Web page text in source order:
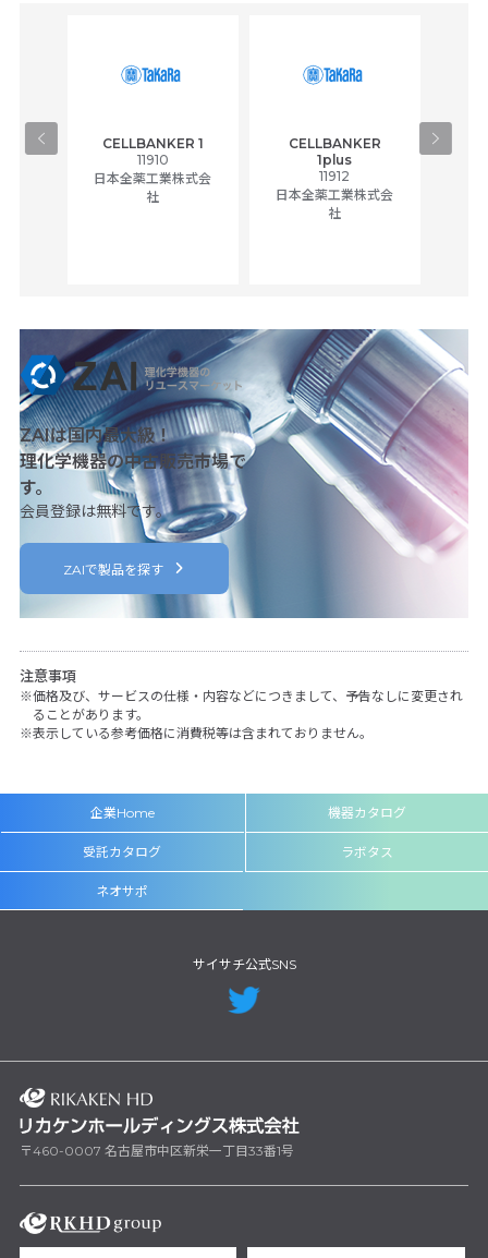
CELLBANKER 1
11910
日本全薬工業株式会
社
CELLBANKER
1plus
11912
日本全薬工業株式会
社
ZAIは国内最大級！
理化学機器の中古販売市場で
す。
会員登録は無料です。
ZAIで製品を探す
注意事項
価格及び、サービスの仕様・内容などにつきまして、予告なしに変更され
ることがあります。
表示している参考価格に消費税等は含まれておりません。
企業Home 機器カタログ
受託カタログ ラボタス
ネオサポ
サイサチ公式SNS
〒460-0007 名古屋市中区新栄一丁目33番1号